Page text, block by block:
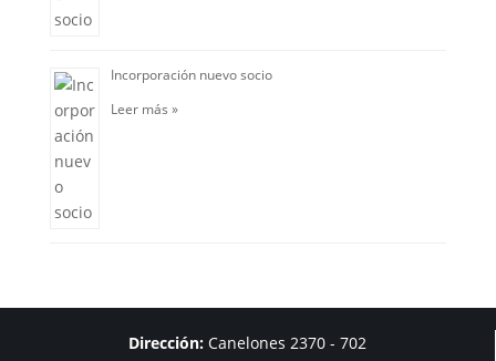
Incorporación nuevo socio
Leer más »
Dirección: Canelones 2370 - 702